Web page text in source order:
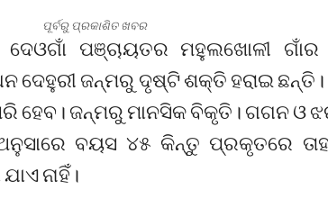
ପୂର୍ବରୁ ପ୍ରକାଶିତ ଖବର
ପଞ୍ଚାୟତର ମହୁଲଖୋଳୀ
ଦେହୁରୀ ଜନ୍ମରୁ ଦୃଷ୍ଟି ଶକ୍ତି ହରାଇ
ହେବ। ଜନ୍ମରୁ ମାନସିକ ବିକୃତି। ଗଗନ ଓ
ବୟସ ୪୫ କିନ୍ତୁ ପ୍ରକୃତରେ
ନାହିଁ।